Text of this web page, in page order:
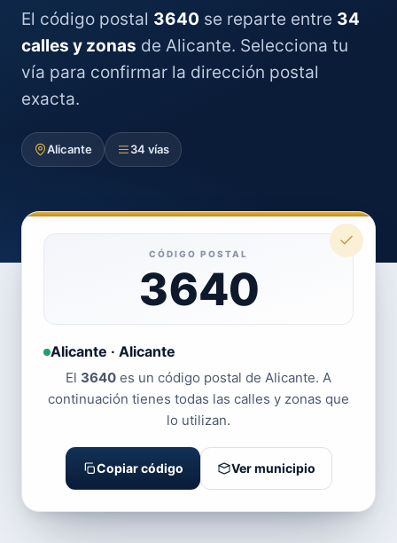
El código postal 3640 se reparte entre 34
calles y zonas de Alicante. Selecciona tu
vía para confirmar la dirección postal
exacta.
Alicante 34 vías
CÓDIGO POSTAL
3640
Alicante · Alicante
El 3640 es un código postal de Alicante. A
continuación tienes todas las calles y zonas que
lo utilizan.
Copiar código Ver municipio